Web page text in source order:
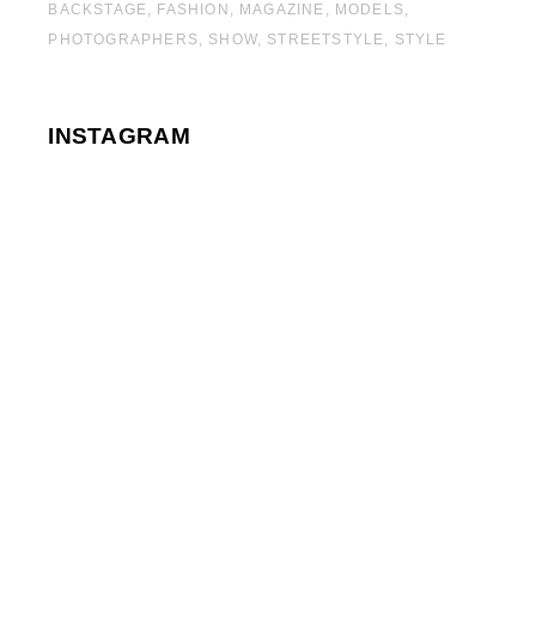
BACKSTAGE FASHION MAGAZINE
MODELS
PHOTOGRAPHERS
SHOW STREETSTYLE STYLE
INSTAGRAM